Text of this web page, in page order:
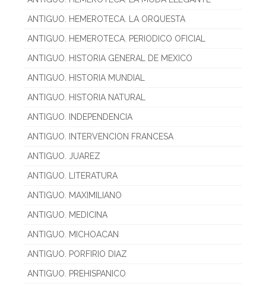
ANTIGUO. HEMEROTECA. LA ORQUESTA
ANTIGUO. HEMEROTECA. PERIODICO OFICIAL
ANTIGUO. HISTORIA GENERAL DE MEXICO
ANTIGUO. HISTORIA MUNDIAL
ANTIGUO. HISTORIA NATURAL
ANTIGUO. INDEPENDENCIA
ANTIGUO. INTERVENCION FRANCESA
ANTIGUO. JUAREZ
ANTIGUO. LITERATURA
ANTIGUO. MAXIMILIANO
ANTIGUO. MEDICINA
ANTIGUO. MICHOACAN
ANTIGUO. PORFIRIO DIAZ
ANTIGUO. PREHISPANICO